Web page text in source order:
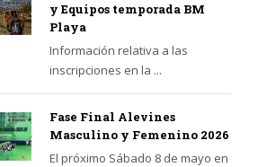
y Equipos temporada BM
Playa
Información relativa a las
inscripciones en la ...
Fase Final Alevines
Masculino y Femenino 2026
El próximo Sábado 8 de mayo en